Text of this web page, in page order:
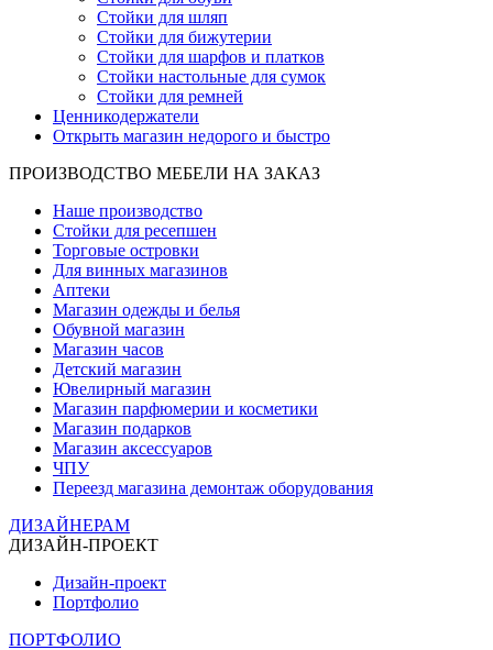
Стойки для шляп
Стойки для бижутерии
Стойки для шарфов и платков
Стойки настольные для сумок
Стойки для ремней
Ценникодержатели
Открыть магазин недорого и быстро
ПРОИЗВОДСТВО МЕБЕЛИ НА ЗАКАЗ
Наше производство
Стойки для ресепшен
Торговые островки
Для винных магазинов
Аптеки
Магазин одежды и белья
Обувной магазин
Магазин часов
Детский магазин
Ювелирный магазин
Магазин парфюмерии и косметики
Магазин подарков
Магазин аксессуаров
ЧПУ
Переезд магазина демонтаж оборудования
ДИЗАЙНЕРАМ
ДИЗАЙН-ПРОЕКТ
Дизайн-проект
Портфолио
ПОРТФОЛИО